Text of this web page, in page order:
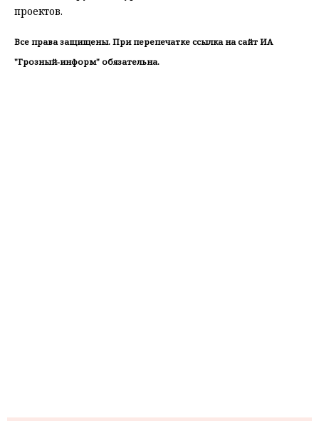
проектов.
Все права защищены. При перепечатке ссылка на сайт ИА
"Грозный-информ" обязательна.